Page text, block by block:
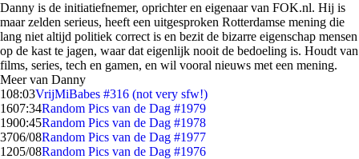
Danny is de initiatiefnemer, oprichter en eigenaar van FOK.nl. Hij is
maar zelden serieus, heeft een uitgesproken Rotterdamse mening die
lang niet altijd politiek correct is en bezit de bizarre eigenschap mensen
op de kast te jagen, waar dat eigenlijk nooit de bedoeling is. Houdt van
films, series, tech en gamen, en wil vooral nieuws met een mening.
Meer van Danny
108:03VrijMiBabes #316 (not very sfw!)
1607:34Random Pics van de Dag #1979
1900:45Random Pics van de Dag #1978
3706/08Random Pics van de Dag #1977
1205/08Random Pics van de Dag #1976